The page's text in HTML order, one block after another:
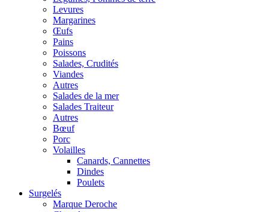
Levures
Margarines
Œufs
Pains
Poissons
Salades, Crudités
Viandes
Autres
Salades de la mer
Salades Traiteur
Autres
Bœuf
Porc
Volailles
Canards, Cannettes
Dindes
Poulets
Surgelés
Marque Deroche